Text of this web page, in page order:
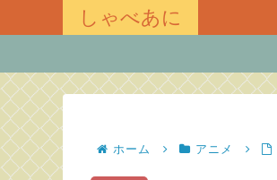
しゃべあに
ホーム アニメ